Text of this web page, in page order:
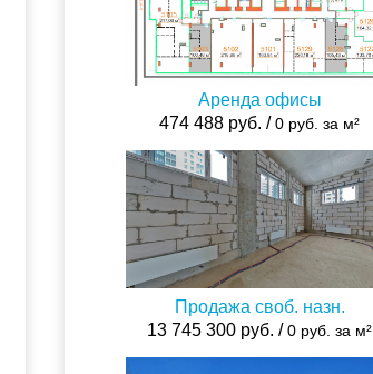
Аренда офисы
474 488 руб. /0 руб. за м²
Продажа своб. назн.
13 745 300 руб. /0 руб. за м²